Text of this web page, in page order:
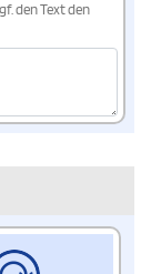
den Text den